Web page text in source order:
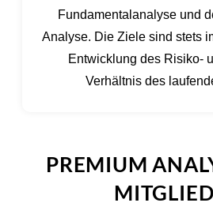
Fundamentalanalyse und
Analyse. Die Ziele sind stets
Entwicklung des Risiko-
Verhältnis des
PREMIUM